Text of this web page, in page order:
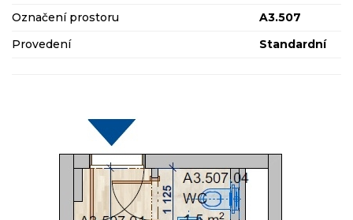
Označení prostoru
A3.507
Provedení
Standardní